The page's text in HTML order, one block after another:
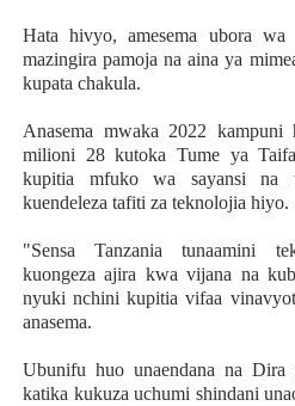
Hata hivyo, amesema ubora
mazingira pamoja na aina ya
kupata chakula.
Anasema mwaka 2022
milioni 28 kutoka Tume ya
kupitia mfuko wa sayansi na
kuendeleza tafiti za teknolojia hiyo.
"Sensa Tanzania tunaamini
kuongeza ajira kwa vijana na
nyuki nchini kupitia vifaa
anasema.
Ubunifu huo unaendana na
katika kukuza uchumi shindani